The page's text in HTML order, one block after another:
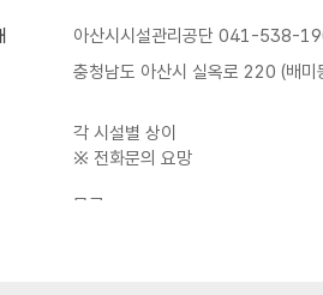
아산시시설관리공단 041-538-
충청남도 아산시 실옥로 220 (배미
각 시설별 상이
※ 전화문의 요망
무료